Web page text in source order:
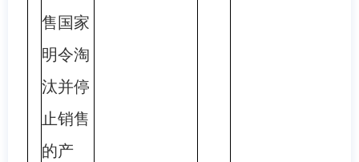
售国家
明令淘
汰并停
止销售
的产